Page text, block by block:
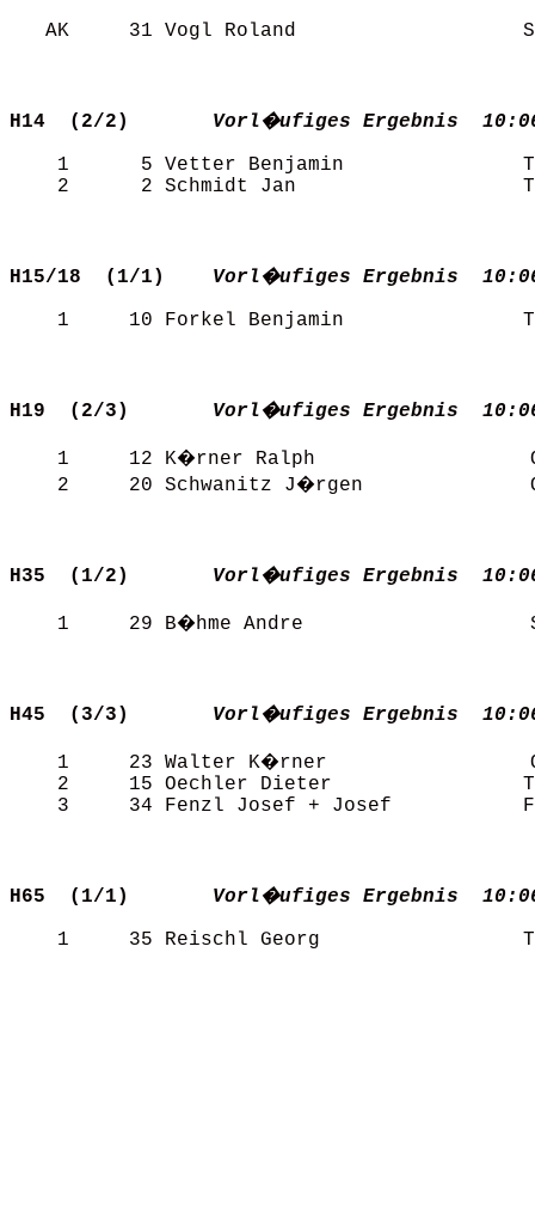
AK     31 Vogl Roland
H14  (2/2)
Vorl�ufiges Ergebnis
1      5 Vetter Benjamin
2      2 Schmidt Jan
H15/18  (1/1)
Vorl�ufiges Ergebnis
1     10 Forkel Benjamin
H19  (2/3) Vorl�ufiges Ergebnis
1     12 K�rner Ralph
2     20 Schwanitz J�rgen
H35  (1/2) Vorl�ufiges Ergebnis
1     29 B�hme Andre
H45  (3/3) Vorl�ufiges Ergebnis
1     23 Walter K�rner
2     15 Oechler Dieter
3     34 Fenzl Josef + Josef
H65  (1/1)
Vorl�ufiges Ergebnis
1     35 Reischl Georg